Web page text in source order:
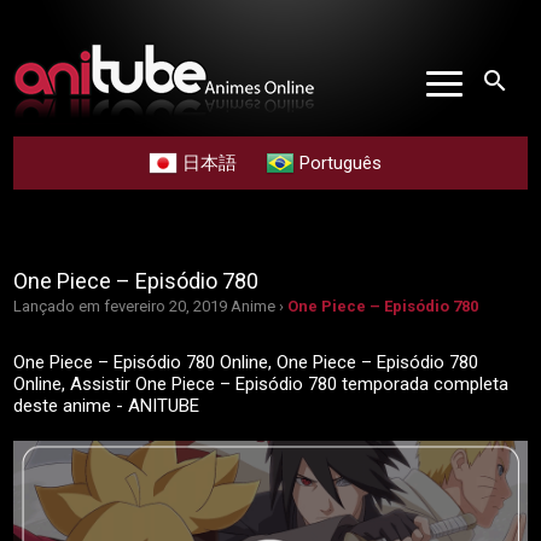
search
日本語 Português
One Piece – Episódio 780
Lançado em fevereiro 20, 2019 Anime › One Piece – Episódio 780
One Piece – Episódio 780 Online, One Piece – Episódio 780
Online, Assistir One Piece – Episódio 780 temporada completa
deste anime - ANITUBE